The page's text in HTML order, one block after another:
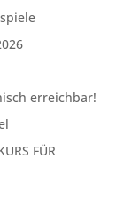
erreichbar!
FÜR